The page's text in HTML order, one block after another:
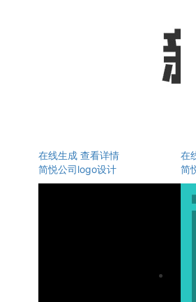
在线生成 查看详情
简悦公司logo设计
在
简